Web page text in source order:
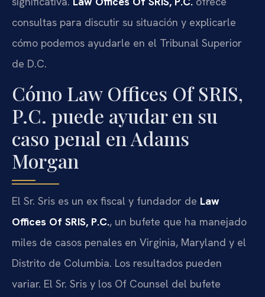
consultas para discutir su situación y explicarle
cómo podemos ayudarle en el Tribunal Superior
de D.C.
Cómo Law Offices Of SRIS,
P.C. puede ayudar en su
caso penal en Adams
Morgan
El Sr. Sris es un ex fiscal y fundador de Law
Offices Of SRIS, P.C., un bufete que ha manejado
miles de casos penales en Virginia, Maryland y el
Distrito de Columbia. Los resultados pueden
variar. El Sr. Sris y los Of Counsel del bufete